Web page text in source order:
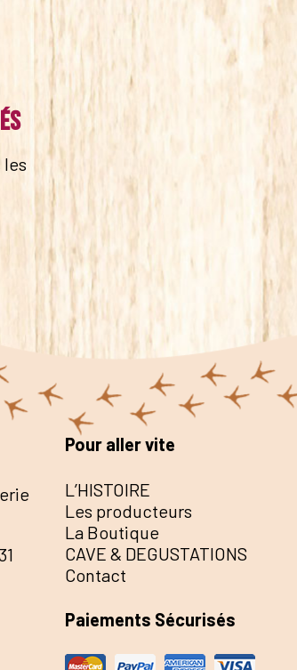
Pour aller vite
L’HISTOIRE
Les producteurs
La Boutique
CAVE & DEGUSTATIONS
Contact
Paiements Sécurisés